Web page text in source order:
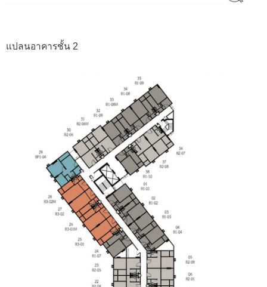
แปลนอาคารชั้น 2